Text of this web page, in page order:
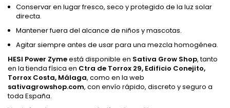
Conservar en lugar fresco, seco y protegido de la luz solar
directa.
Mantener fuera del alcance de niños y mascotas.
Agitar siempre antes de usar para una mezcla homogénea.
HESI Power Zymeestá disponible en Sativa Grow Shop, tanto
en la tienda física en Ctra de Torrox 29, Edificio Conejito,
Torrox Costa, Málaga, como en la web
sativagrowshop.com, con envío rápido, discreto y seguro a
toda España.